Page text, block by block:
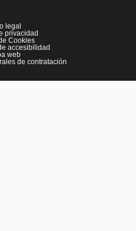
legal
privacidad
Cookies
accesibilidad
web
de contratación